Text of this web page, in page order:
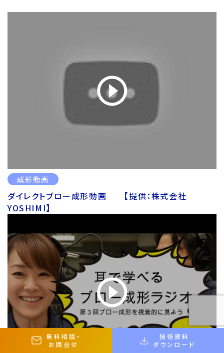
成形動画
ダイレクトブロー成形動画 【提供：株式会社
YOSHIMI】
無料相談 ・
お問合せ
技術資料
ダウンロード